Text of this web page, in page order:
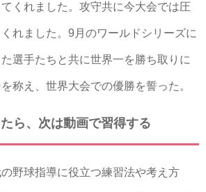
くれました。攻守共に今大会では圧
れました。9月のワールドシリーズに
選手たちと共に世界一を勝ち取りに
称え、世界大会での優勝を誓った。
ら、次は動画で習得する
野球指導に役立つ練習法や考え方